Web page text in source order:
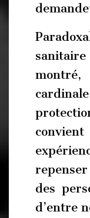
montré,
convient
des
d’entre